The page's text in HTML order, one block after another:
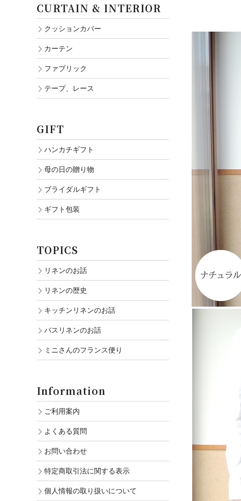
CURTAIN & INTERIOR
クッションカバー
カーテン
ファブリック
テープ、レース
GIFT
ハンカチギフト
母の日の贈り物
ブライダルギフト
ギフト包装
TOPICS
リネンのお話
リネンの歴史
キッチンリネンのお話
バスリネンのお話
ミニさんのフランス便り
Information
ご利用案内
よくある質問
お問い合わせ
特定商取引法に関する表示
個人情報の取り扱いについて